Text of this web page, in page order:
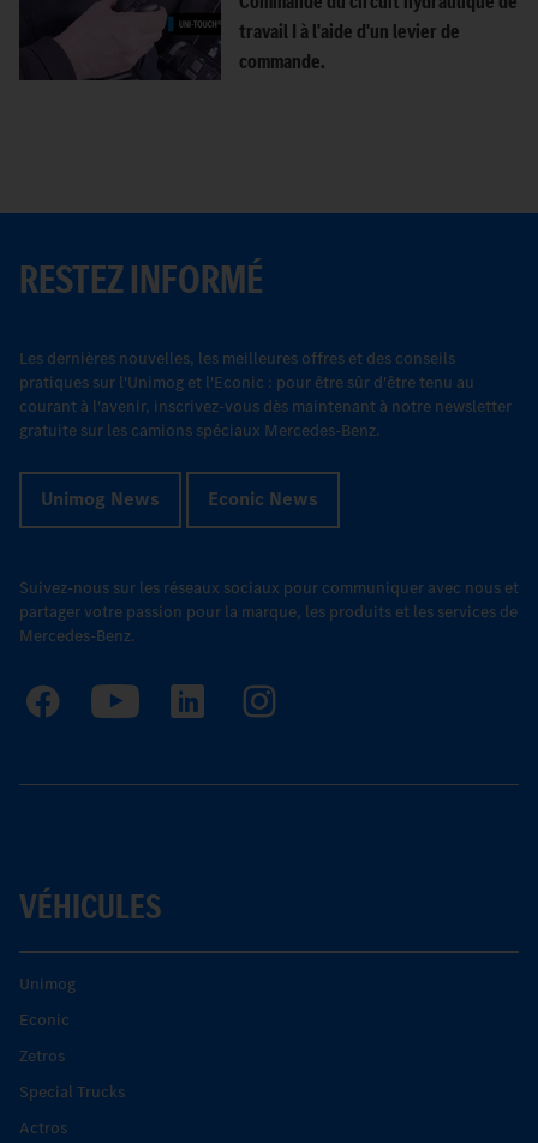
travail I à l'aide d'un levier de
commande.
RESTEZ INFORMÉ
Les dernières nouvelles, les meilleures offres et des conseils
pratiques sur l'Unimog et l'Econic : pour être sûr d'être tenu au
courant à l'avenir, inscrivez-vous dès maintenant à notre newsletter
gratuite sur les camions spéciaux Mercedes-Benz.
Unimog News Econic News
Suivez-nous sur les réseaux sociaux pour communiquer avec nous et
partager votre passion pour la marque, les produits et les services de
Mercedes-Benz.
VÉHICULES
Unimog
Econic
Zetros
Special Trucks
Actros